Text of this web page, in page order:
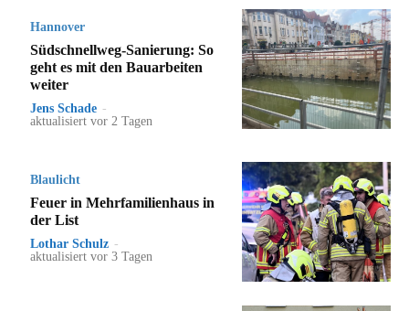
Hannover
Südschnellweg-Sanierung: So
geht es mit den Bauarbeiten
weiter
Jens Schade -
aktualisiert vor 2 Tagen
Blaulicht
Feuer in Mehrfamilienhaus in
der List
Lothar Schulz -
aktualisiert vor 3 Tagen